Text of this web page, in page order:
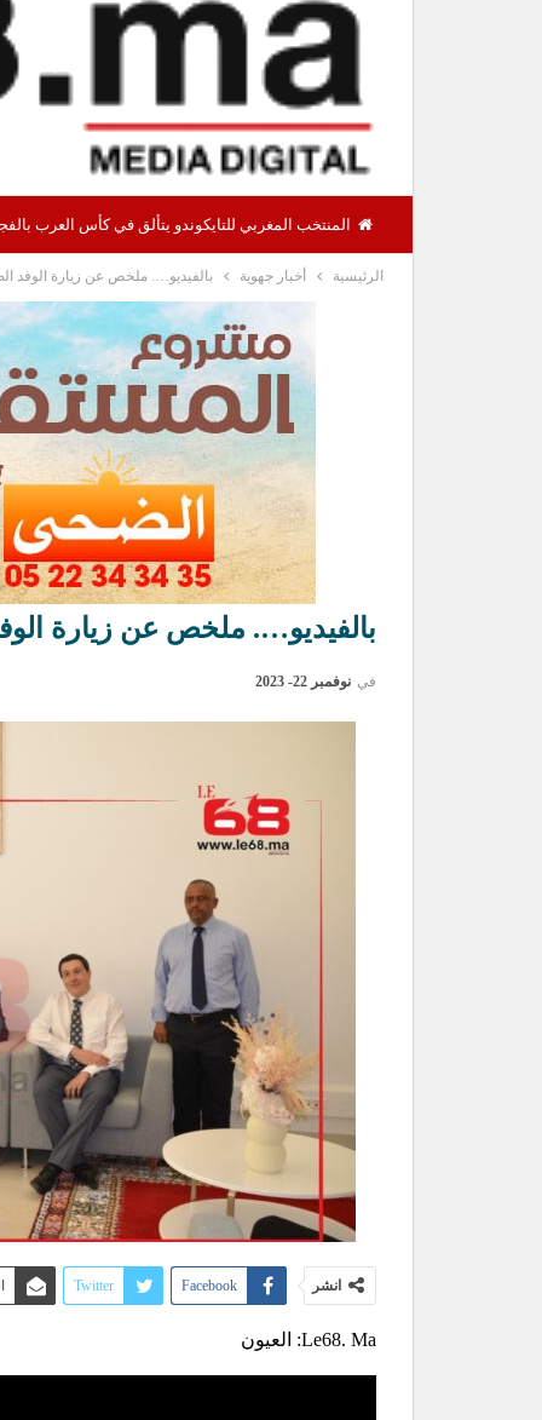
المنتخب المغربي للتايكوندو يتألق في كأس العرب بالفجيرة ويحرز 12 ميدالية منها 8
الرئيسية أخبار جهوية بالفيديو…. ملخص عن زيارة الوفد
بالفيديو…. ملخص عن زيارة
في نوفمبر 22- 2023
انشر Facebook
Twitter
Le68. Ma: العيون